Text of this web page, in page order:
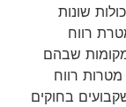
שונות
רווח
שבהם
רווח
בחוקים